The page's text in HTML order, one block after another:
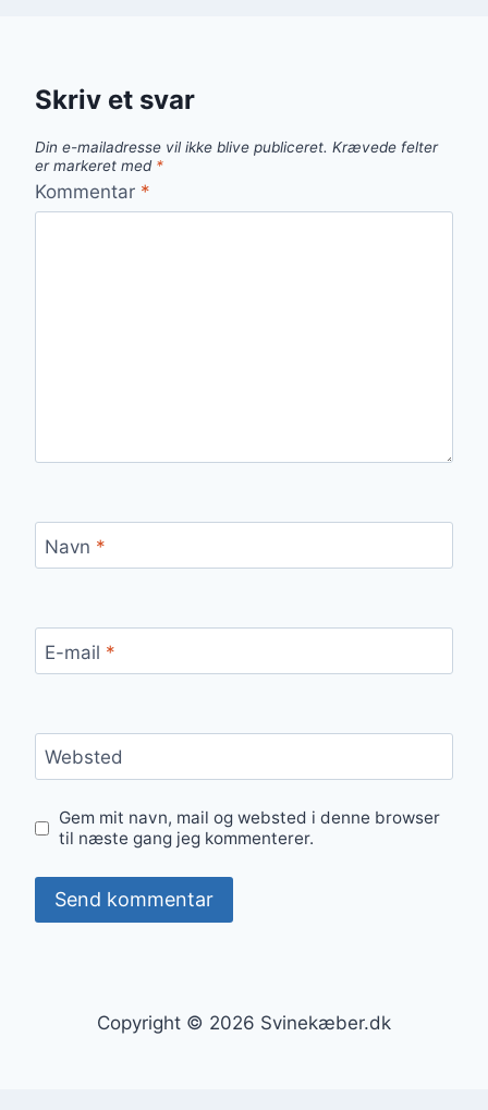
Skriv et svar
Din e-mailadresse vil ikke blive publiceret. Krævede felter
er markeret med *
Kommentar *
Navn *
E-mail *
Websted
Gem mit navn, mail og websted i denne browser
til næste gang jeg kommenterer.
Copyright © 2026 Svinekæber.dk